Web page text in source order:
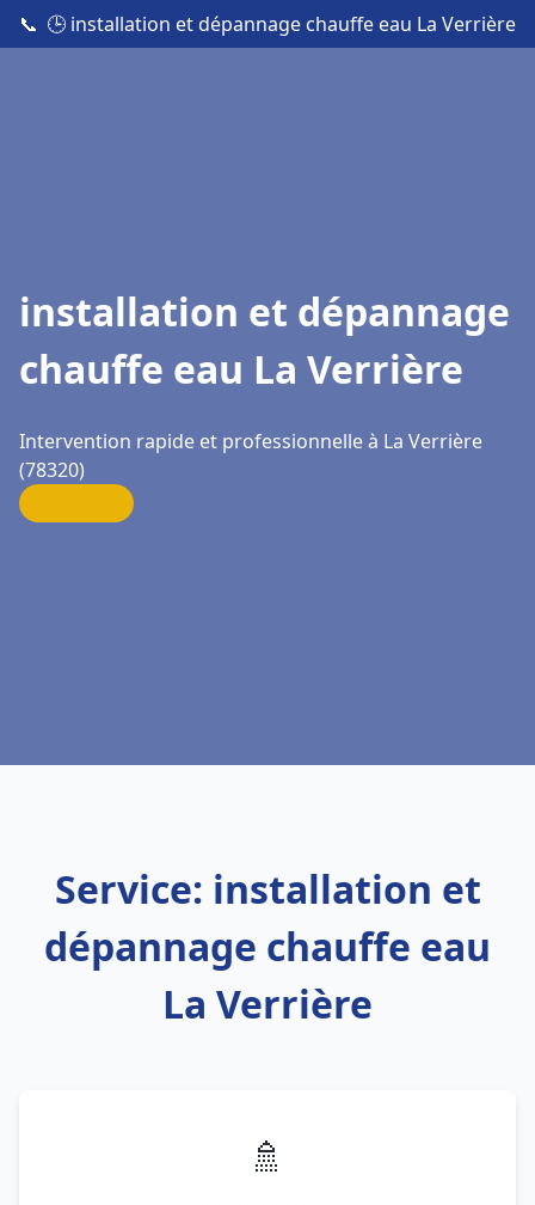
📞 🕒 installation et dépannage chauffe eau La Verrière
installation et dépannage
chauffe eau La Verrière
Intervention rapide et professionnelle à La Verrière
(78320)
Service: installation et
dépannage chauffe eau
La Verrière
🚿